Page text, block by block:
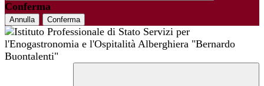
Conferma
Annulla Conferma